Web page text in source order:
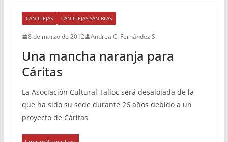
CANILLEJAS CANILLEJAS-SAN BLAS
8 de marzo de 2012 Andrea C. Fernández S.
Una mancha naranja para
Cáritas
La Asociación Cultural Talloc será desalojada de la
que ha sido su sede durante 26 años debido a un
proyecto de Cáritas